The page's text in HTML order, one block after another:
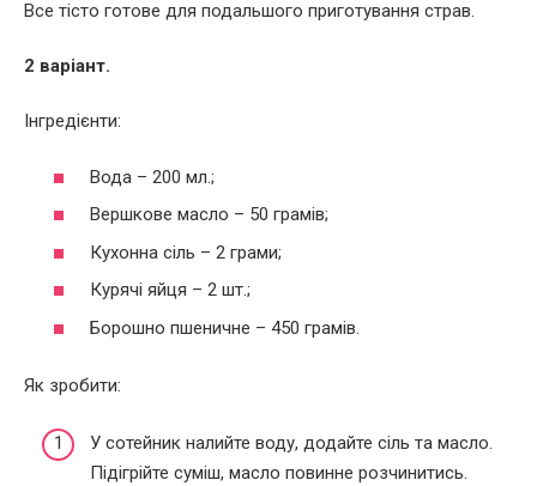
Все тісто готове для подальшого приготування страв.
2 варіант.
Інгредієнти:
Вода – 200 мл.;
Вершкове масло – 50 грамів;
Кухонна сіль – 2 грами;
Курячі яйця – 2 шт.;
Борошно пшеничне – 450 грамів.
Як зробити:
У сотейник налийте воду, додайте сіль та масло.
Підігрійте суміш, масло повинне розчинитись.